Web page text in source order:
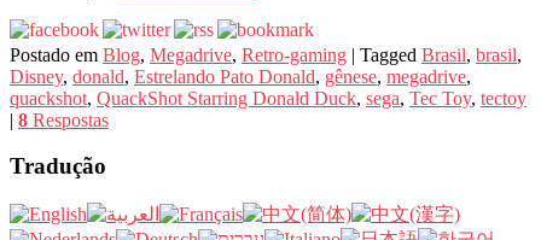
Postado em Blog, Megadrive, Retro-gaming | Tagged Brasil, brasil,
Disney, donald, Estrelando Pato Donald, gênese, megadrive,
quackshot, QuackShot Starring Donald Duck, sega, Tec Toy, tectoy
| 8 Respostas
Tradução